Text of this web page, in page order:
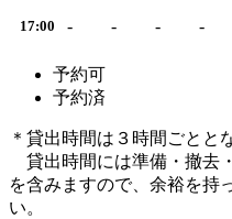
17:00 - - - -
予約可
予約済
＊貸出時間は３時間ごとと
貸出時間には準備・撤去
を含みますので、余裕を持
い。